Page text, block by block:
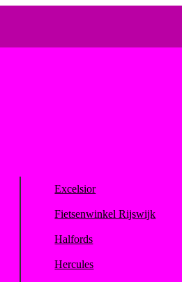
Excelsior
Fietsenwinkel Rijswijk
Halfords
Hercules